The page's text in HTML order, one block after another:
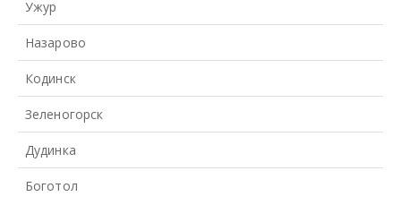
Ужур
Назарово
Кодинск
Зеленогорск
Дудинка
Боготол